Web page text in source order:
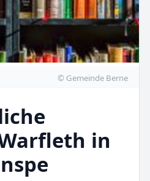
© Gemeinde Berne
in